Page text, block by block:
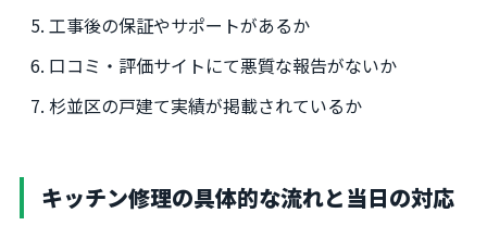
工事後の保証やサポートがあるか
口コミ・評価サイトにて悪質な報告がないか
杉並区の戸建て実績が掲載されているか
キッチン修理の具体的な流れと当日の対応